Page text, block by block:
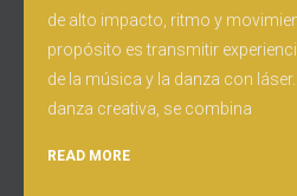
de alto impacto, ritmo y
propósito es transmitir
de la música y la danza con
danza creativa, se combina
READ MORE